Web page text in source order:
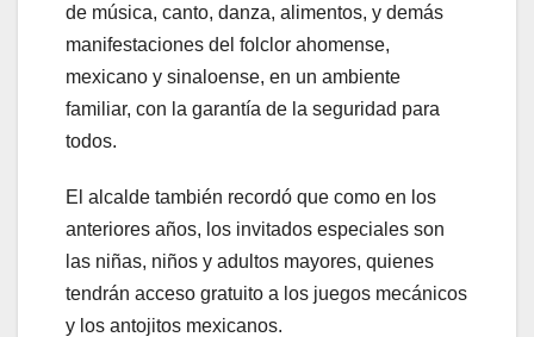
de música, canto, danza, alimentos, y demás
manifestaciones del folclor ahomense,
mexicano y sinaloense, en un ambiente
familiar, con la garantía de la seguridad para
todos.
El alcalde también recordó que como en los
anteriores años, los invitados especiales son
las niñas, niños y adultos mayores, quienes
tendrán acceso gratuito a los juegos mecánicos
y los antojitos mexicanos.